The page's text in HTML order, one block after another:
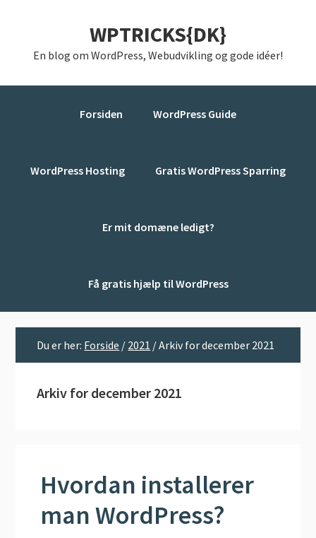
indhold
WPTRICKS{DK}
En blog om WordPress, Webudvikling og gode idéer!
Forsiden WordPress Guide
WordPress Hosting Gratis WordPress Sparring
Er mit domæne ledigt?
Få gratis hjælp til WordPress
Du er her: Forside / 2021 /Arkiv for december 2021
Arkiv for december 2021
Hvordan installerer
man WordPress?